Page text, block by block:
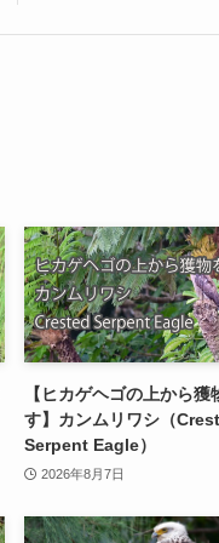
【ヒカゲヘゴの上から獲
す】カンムリワシ（
Serpent Eagle）
2026年8月7日